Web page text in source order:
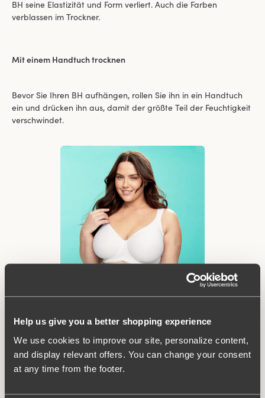
Help us give you a better shopping experience
We use cookies to improve our site, personalize content,
and display relevant offers. You can change your consent
at any time from the footer.
BH seine Elastizität und Form verliert. Auch die Farben
verblassen im Trockner.
Mit einem Handtuch trocknen
Bevor Sie Ihren BH aufhängen, rollen Sie ihn in ein Handtuch
ein und drücken ihn aus, damit der größte Teil der Feuchtigkeit
verschwindet.
Ziehen Sie das Bügelband, in dem der Bügel liegt, nach dem
Waschen glatt. Dies verhindert, dass der Bügel herausrutscht.
Bügelband glattziehen
Ziehen Sie das Bügelband (der Kanal, in dem der Bügel